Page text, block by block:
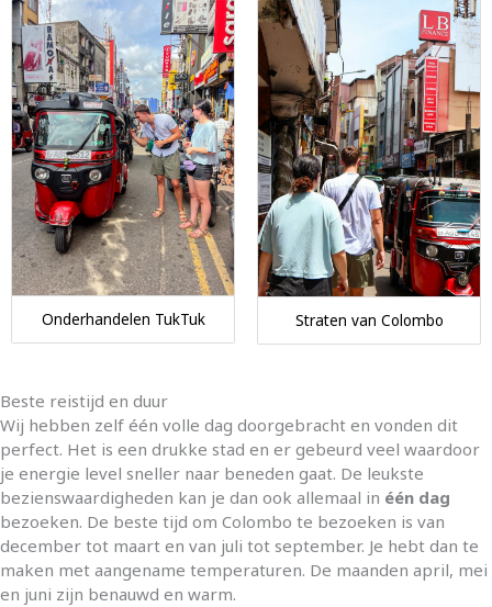
Onderhandelen TukTuk Straten van Colombo
Beste reistijd en duur
Wij hebben zelf één volle dag doorgebracht en vonden dit
perfect. Het is een drukke stad en er gebeurd veel waardoor
je energie level sneller naar beneden gaat. De leukste
bezienswaardigheden kan je dan ook allemaal in één dag
bezoeken. De beste tijd om Colombo te bezoeken is van
december tot maart en van juli tot september. Je hebt dan te
maken met aangename temperaturen. De maanden april, mei
en juni zijn benauwd en warm.